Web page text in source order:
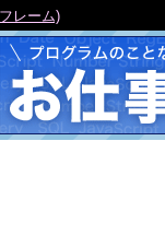
レーム)